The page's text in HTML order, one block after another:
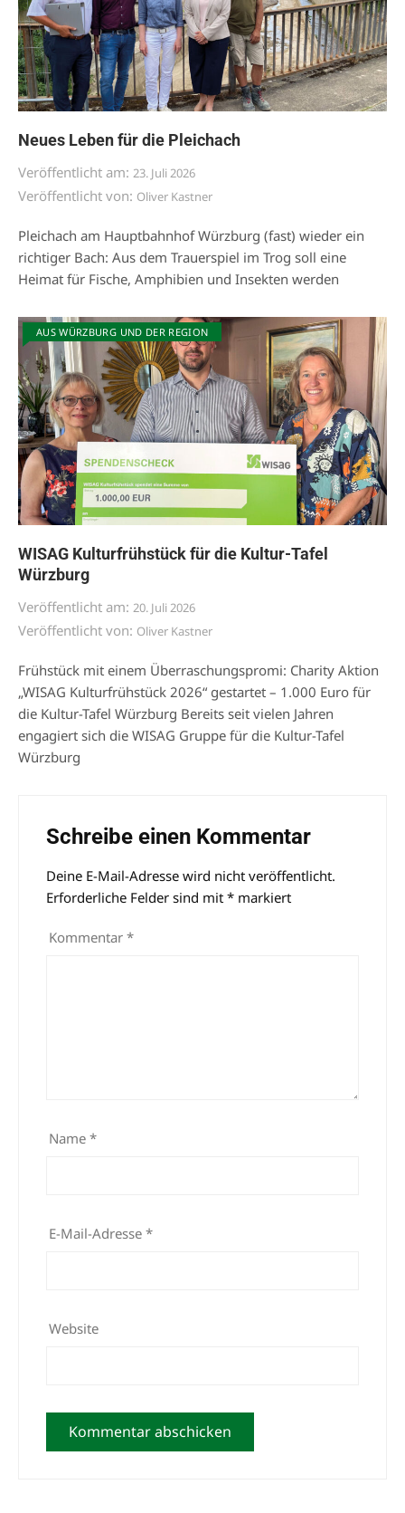
Neues Leben für die Pleichach
Veröffentlicht am: 23. Juli 2026
Veröffentlicht von: Oliver Kastner
Pleichach am Hauptbahnhof Würzburg (fast) wieder ein
richtiger Bach: Aus dem Trauerspiel im Trog soll eine
Heimat für Fische, Amphibien und Insekten werden
AUS WÜRZBURG UND DER REGION
WISAG Kulturfrühstück für die Kultur-Tafel
Würzburg
Veröffentlicht am: 20. Juli 2026
Veröffentlicht von: Oliver Kastner
Frühstück mit einem Überraschungspromi: Charity Aktion
„WISAG Kulturfrühstück 2026“ gestartet – 1.000 Euro für
die Kultur-Tafel Würzburg Bereits seit vielen Jahren
engagiert sich die WISAG Gruppe für die Kultur-Tafel
Würzburg
Schreibe einen Kommentar
Deine E-Mail-Adresse wird nicht veröffentlicht.
Erforderliche Felder sind mit * markiert
Kommentar *
Name *
E-Mail-Adresse *
Website
Alternative: